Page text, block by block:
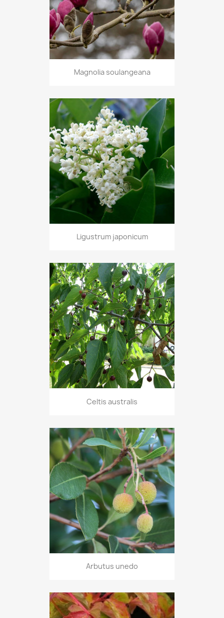
Magnolia soulangeana
Ligustrum japonicum
Celtis australis
Arbutus unedo